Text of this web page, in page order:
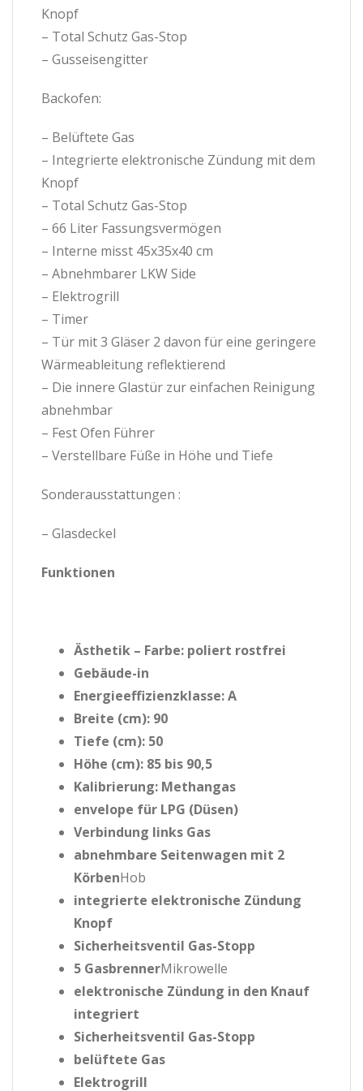
Knopf
– Total Schutz Gas-Stop
– Gusseisengitter
Backofen:
– Belüftete Gas
– Integrierte elektronische Zündung mit dem
Knopf
– Total Schutz Gas-Stop
– 66 Liter Fassungsvermögen
– Interne misst 45x35x40 cm
– Abnehmbarer LKW Side
– Elektrogrill
– Timer
– Tür mit 3 Gläser 2 davon für eine geringere
Wärmeableitung reflektierend
– Die innere Glastür zur einfachen Reinigung
abnehmbar
– Fest Ofen Führer
– Verstellbare Füße in Höhe und Tiefe
Sonderausstattungen :
– Glasdeckel
Funktionen
Ästhetik – Farbe: poliert rostfrei
Gebäude-in
Energieeffizienzklasse: A
Breite (cm): 90
Tiefe (cm): 50
Höhe (cm): 85 bis 90,5
Kalibrierung: Methangas
envelope für LPG (Düsen)
Verbindung links Gas
abnehmbare Seitenwagen mit 2
KörbenHob
integrierte elektronische Zündung
Knopf
Sicherheitsventil Gas-Stopp
5 GasbrennerMikrowelle
elektronische Zündung in den Knauf
integriert
Sicherheitsventil Gas-Stopp
belüftete Gas
Elektrogrill